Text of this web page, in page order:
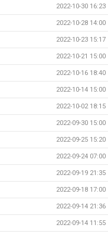
2022-10-30 16:23
2022-10-28 14:00
2022-10-23 15:17
2022-10-21 15:00
2022-10-16 18:40
2022-10-14 15:00
2022-10-02 18:15
2022-09-30 15:00
2022-09-25 15:20
2022-09-24 07:00
2022-09-19 21:35
2022-09-18 17:00
2022-09-14 21:36
2022-09-14 11:55